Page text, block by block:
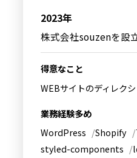
2023年
株式会社souzenを設立
得意なこと
WEBサイトのディレク
業務経験多め
WordPress
Shopify
styled-components